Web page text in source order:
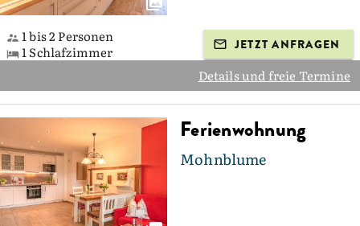
1 bis 2 Personen
1 Schlafzimmer
JETZT ANFRAGEN
Details und freie Termine
Ferienwohnung
Mohnblume